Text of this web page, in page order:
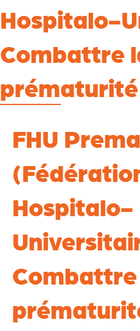
Hospitalo-
Combattre
FHU Prema
Hospitalo-